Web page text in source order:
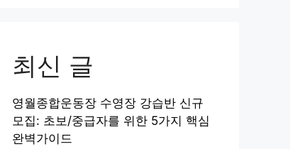
최신 글
영월종합운동장 수영장 강습반 신규
모집: 초보/중급자를 위한 5가지 핵심
완벽가이드